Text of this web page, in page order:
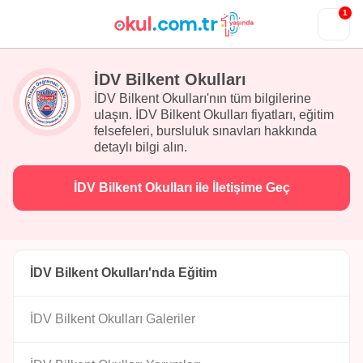
1
İDV Bilkent Okulları
İDV Bilkent Okulları'nın tüm bilgilerine
ulaşın. İDV Bilkent Okulları fiyatları, eğitim
felsefeleri, bursluluk sınavları hakkında
detaylı bilgi alın.
İDV Bilkent Okulları ile İletişime Geç
İDV Bilkent Okulları'nda Eğitim
İDV Bilkent Okulları Galeriler